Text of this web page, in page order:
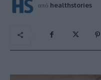
από healthstories